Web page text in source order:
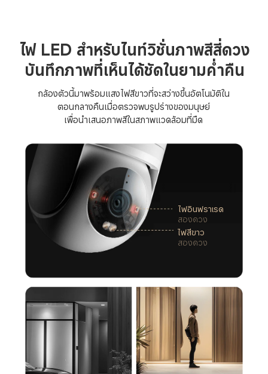
ไฟ LED สำหรับไนท์วิชั่นภาพสีสี่ดวง
บันทึกภาพที่เห็นได้ชัดในยามค่ำคืน
กล้องตัวนี้มาพร้อมแสงไฟสีขาวที่จะสว่างขึ้นอัตโนมัติใน
ตอนกลางคืนเมื่อตรวจพบรูปร่างของมนุษย์
เพื่อนำเสนอภาพสีในสภาพแวดล้อมที่มืด
ไฟอินฟราเรด
สองดวง
ไฟสีขาว
สองดวง